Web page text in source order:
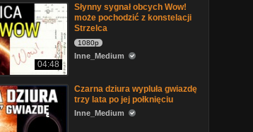
04:48
Słynny sygnał obcych Wow!
może pochodzić z konstelacji
Strzelca
1080p
Inne_Medium
Czarna dziura wypluła gwiazdę
trzy lata po jej połknięciu
Inne_Medium